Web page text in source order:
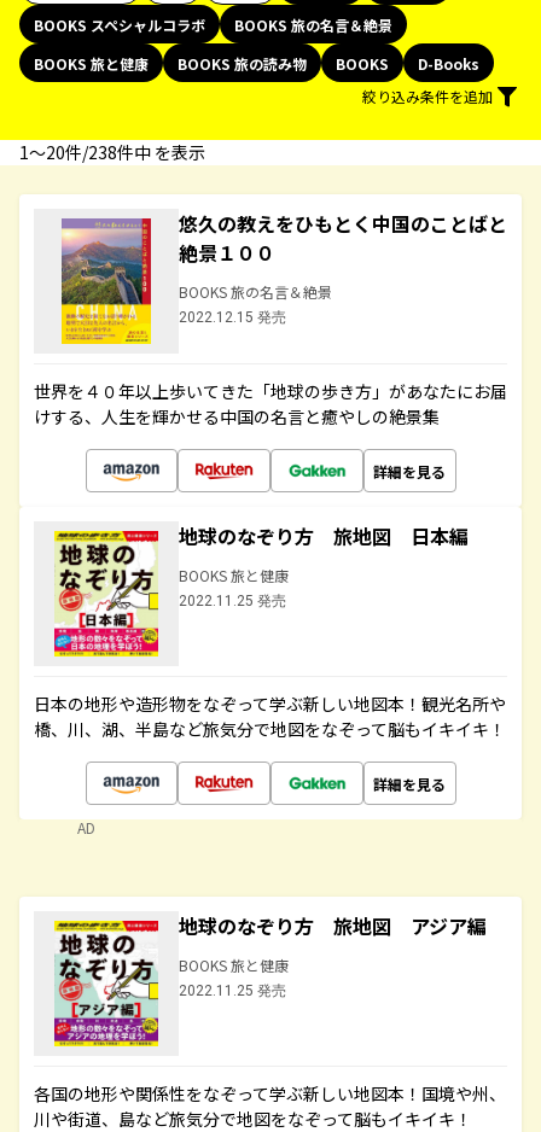
BOOKS スペシャルコラボ
BOOKS 旅の名言＆絶景
BOOKS 旅と健康
BOOKS 旅の読み物 BOOKS
D-Books
絞り込み条件を追加
1〜20件/238件中 を表示
悠久の教えをひもとく中国のことばと
絶景１００
BOOKS 旅の名言＆絶景
2022.12.15 発売
世界を４０年以上歩いてきた「地球の歩き方」があなたにお届
けする、人生を輝かせる中国の名言と癒やしの絶景集
詳細を見る
地球のなぞり方 旅地図 日本編
BOOKS 旅と健康
2022.11.25 発売
日本の地形や造形物をなぞって学ぶ新しい地図本！観光名所や
橋、川、湖、半島など旅気分で地図をなぞって脳もイキイキ！
詳細を見る
AD
地球のなぞり方 旅地図 アジア編
BOOKS 旅と健康
2022.11.25 発売
各国の地形や関係性をなぞって学ぶ新しい地図本！国境や州、
川や街道、島など旅気分で地図をなぞって脳もイキイキ！